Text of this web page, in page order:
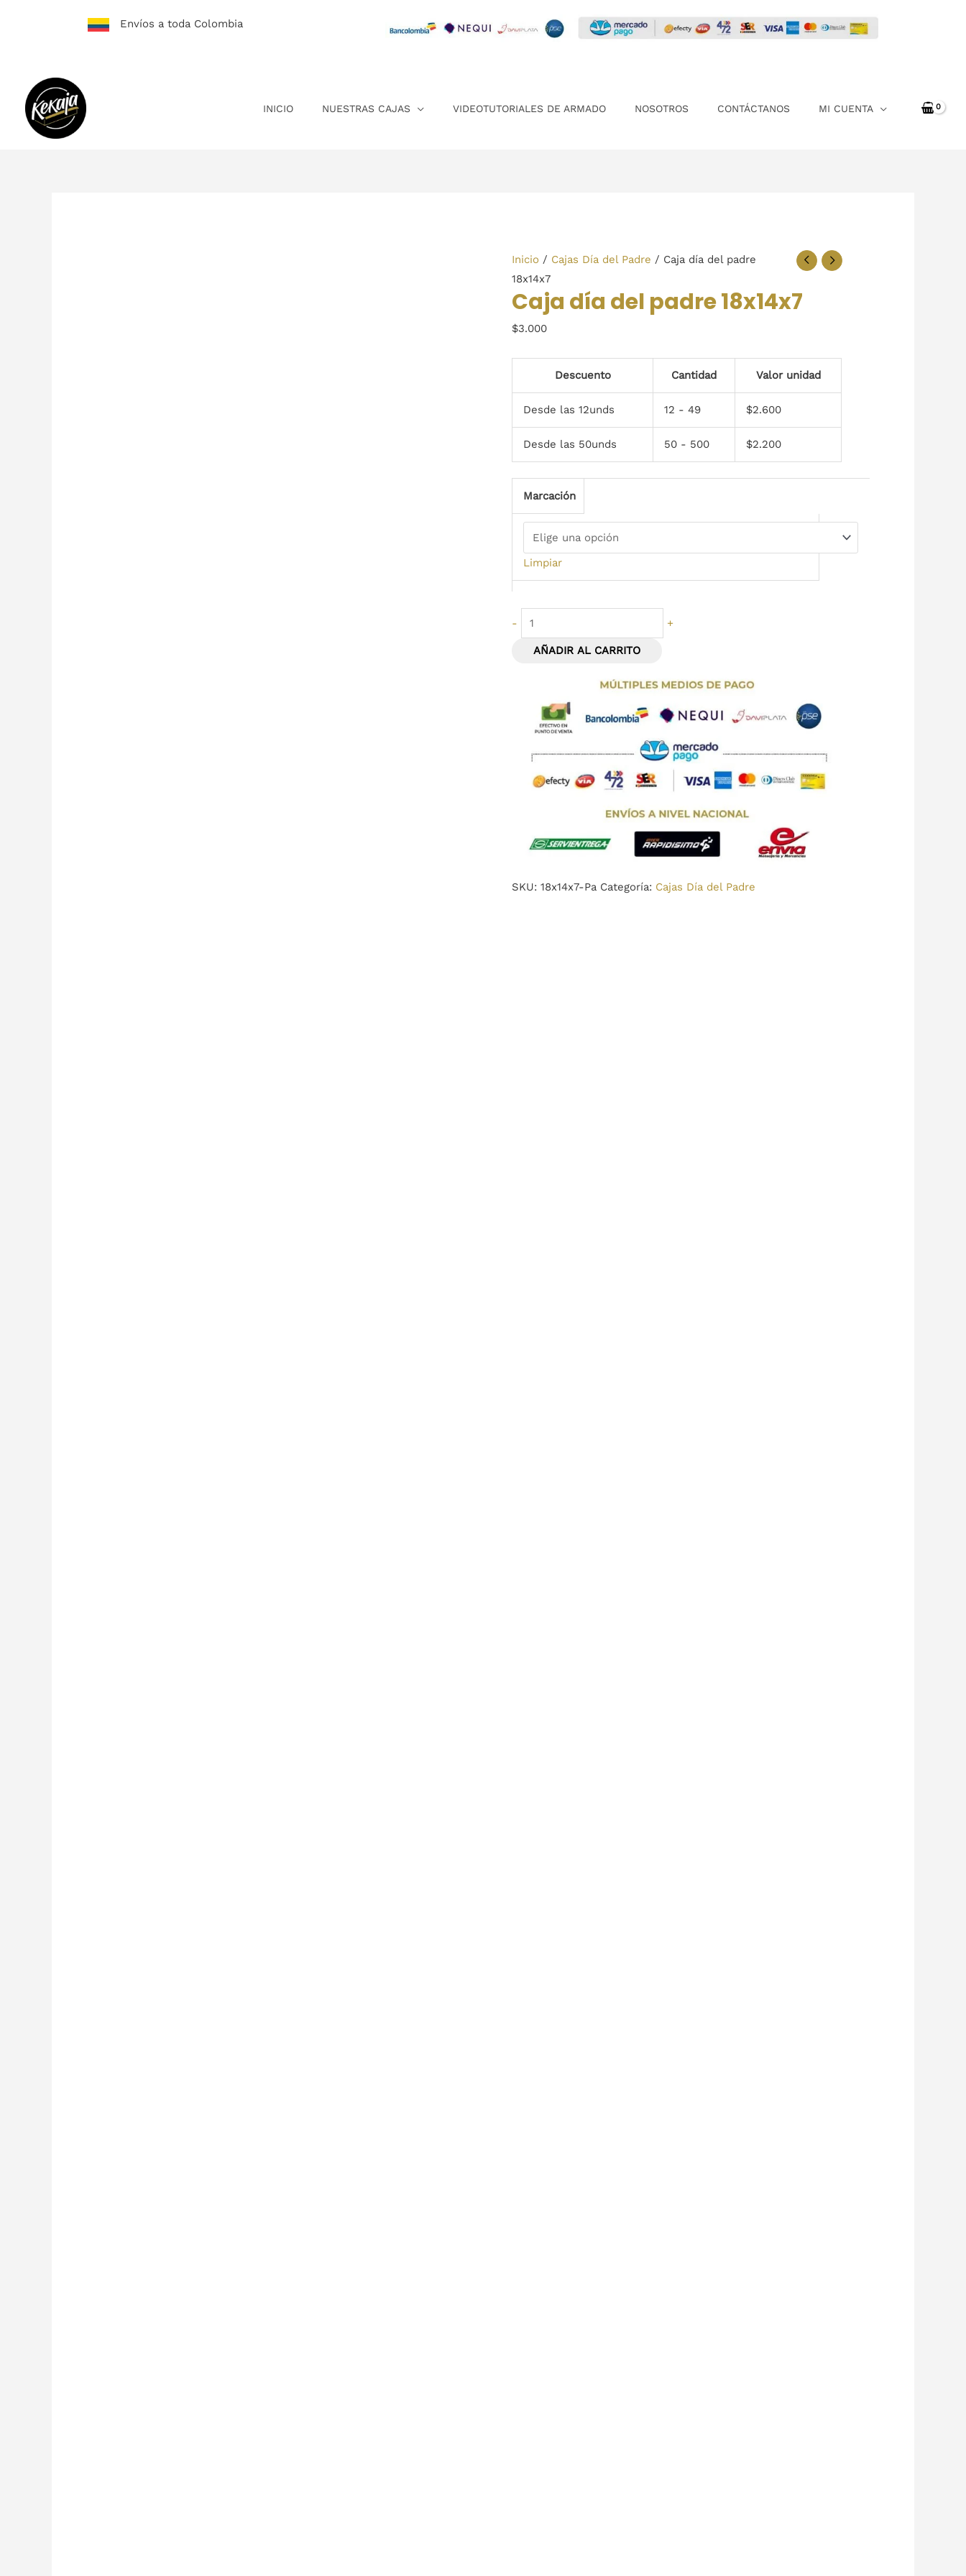
Envíos a toda Colombia
INICIO NUESTRAS CAJAS VIDEOTUTORIALES DE ARMADO NOSOTROS CONTÁCTANOS MI CUENTA
Inicio / Cajas Día del Padre / Caja día del padre
18x14x7
Caja día del padre 18x14x7
$3.000
Descuento Cantidad Valor unidad
Desde las 12unds 12 - 49 $2.600
Desde las 50unds 50 - 500 $2.200
Marcación
Limpiar
-
Caja
día
del
padre
18x14x7
cantidad
+
AÑADIR AL CARRITO
SKU: 18x14x7-Pa Categoría: Cajas Día del Padre